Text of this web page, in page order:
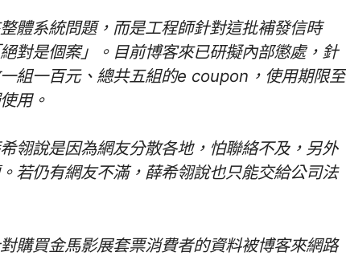
體系統問題，而是工程師針對這批補發信時
對是個案」。目前博客來已研擬內部懲處，針
組一百元、總共五組的e coupon，使用期限至
用。
翎說是因為網友分散各地，怕聯絡不及，另外
若仍有網友不滿，薛希翎說也只能交給公司法
購買金馬影展套票消費者的資料被博客來網路